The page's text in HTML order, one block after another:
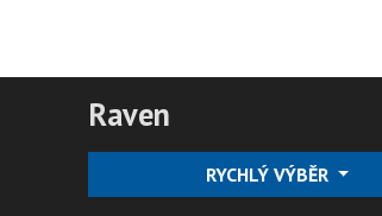
Raven
RYCHLÝ VÝBĚR